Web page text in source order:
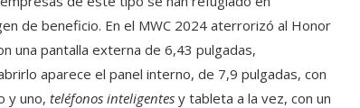
de beneficio. En el MWC 2024 aterrorizó al Honor
una pantalla externa de 6,43 pulgadas,
aparece el panel interno, de 7,9 pulgadas, con
y uno, teléfonos inteligentes y tableta a la vez, con un